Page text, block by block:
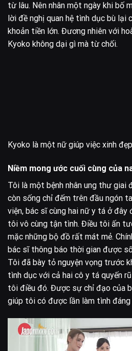
từ lâu. Nên nhân một ngày khi bố
lời đề nghị quan hệ tình dục bù lại
khoản tiền lớn. Đương nhiên với
Kyoko không dại gì mà từ chối.
Kyoko là một nữ giúp việc xinh đẹp
Niềm mong ước cuối cùng của
Tôi là một bệnh nhân ung thư giai
còn sống chỉ đếm trên đầu ngón
viện, bác sĩ cùng hai nữ y tá ở đây
tôi vô cùng tận tình. Điều tôi ấn
mặc những bộ đồ rất mát mẻ.
bác sĩ thông báo thời gian được
Tôi đã bày tỏ nguyện vọng trước
tình dục với cả hai cô y tá quyến
tôi điều đó. Được sự chỉ đạo của
giúp tôi có được lần làm tình đáng